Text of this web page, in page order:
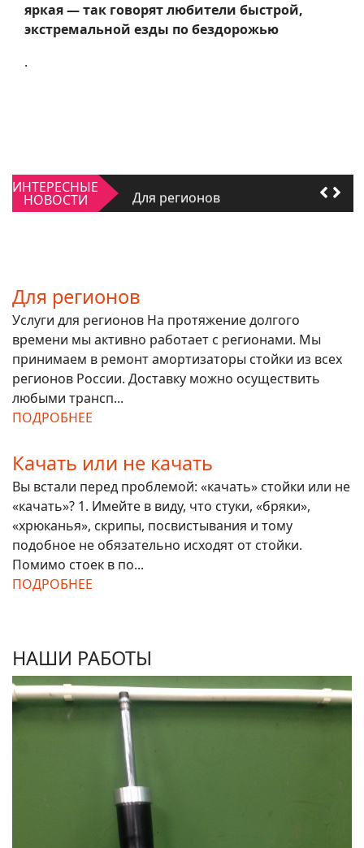
яркая — так говорят любители быстрой,
экстремальной езды по бездорожью
.
ИНТЕРЕСНЫЕ
НОВОСТИ Для регионов
Для регионов
Услуги для регионов На протяжение долгого
времени мы активно работает с регионами. Мы
принимаем в ремонт амортизаторы стойки из всех
регионов России. Доставку можно осуществить
любыми трансп...
ПОДРОБНЕЕ
Качать или не качать
Вы встали перед проблемой: «качать» стойки или не
«качать»? 1. Имейте в виду, что стуки, «бряки»,
«хрюканья», скрипы, посвистывания и тому
подобное не обязательно исходят от стойки.
Помимо стоек в по...
ПОДРОБНЕЕ
НАШИ РАБОТЫ